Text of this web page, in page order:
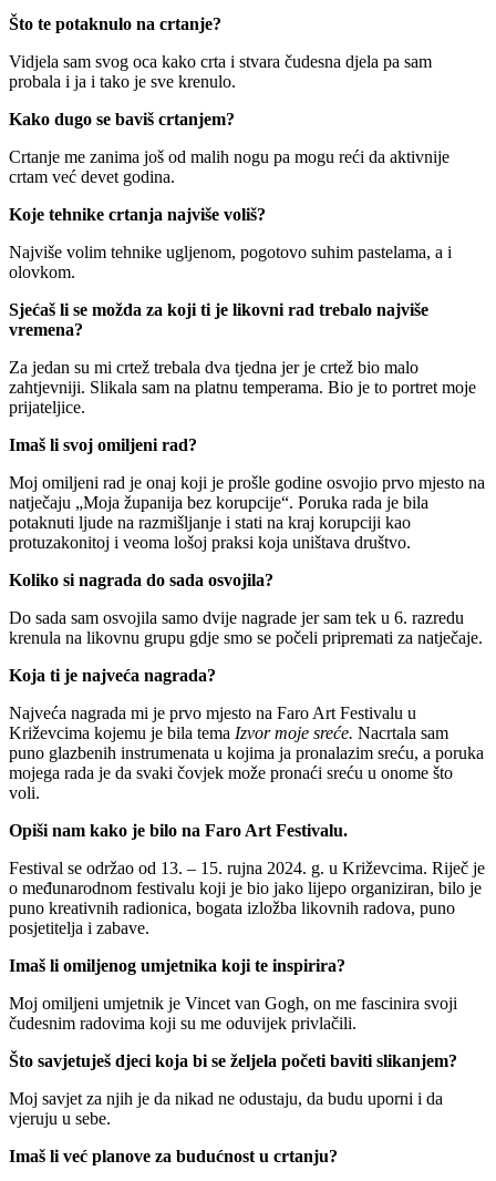
Što te potaknulo na crtanje?
Vidjela sam svog oca kako crta i stvara čudesna djela pa sam
probala i ja i tako je sve krenulo.
Kako dugo se baviš crtanjem?
Crtanje me zanima još od malih nogu pa mogu reći da aktivnije
crtam već devet godina.
Koje tehnike crtanja najviše voliš?
Najviše volim tehnike ugljenom, pogotovo suhim pastelama, a i
olovkom.
Sjećaš li se možda za koji ti je likovni rad trebalo najviše
vremena?
Za jedan su mi crtež trebala dva tjedna jer je crtež bio malo
zahtjevniji. Slikala sam na platnu temperama. Bio je to portret moje
prijateljice.
Imaš li svoj omiljeni rad?
Moj omiljeni rad je onaj koji je prošle godine osvojio prvo mjesto na
natječaju „Moja županija bez korupcije“. Poruka rada je bila
potaknuti ljude na razmišljanje i stati na kraj korupciji kao
protuzakonitoj i veoma lošoj praksi koja uništava društvo.
Koliko si nagrada do sada osvojila?
Do sada sam osvojila samo dvije nagrade jer sam tek u 6. razredu
krenula na likovnu grupu gdje smo se počeli pripremati za natječaje.
Koja ti je najveća nagrada?
Najveća nagrada mi je prvo mjesto na Faro Art Festivalu u
Križevcima kojemu je bila tema Izvor moje sreće. Nacrtala sam
puno glazbenih instrumenata u kojima ja pronalazim sreću, a poruka
mojega rada je da svaki čovjek može pronaći sreću u onome što
voli.
Opiši nam kako je bilo na Faro Art Festivalu.
Festival se održao od 13. – 15. rujna 2024. g. u Križevcima. Riječ je
o međunarodnom festivalu koji je bio jako lijepo organiziran, bilo je
puno kreativnih radionica, bogata izložba likovnih radova, puno
posjetitelja i zabave.
Imaš li omiljenog umjetnika koji te inspirira?
Moj omiljeni umjetnik je Vincet van Gogh, on me fascinira svoji
čudesnim radovima koji su me oduvijek privlačili.
Što savjetuješ djeci koja bi se željela početi baviti slikanjem?
Moj savjet za njih je da nikad ne odustaju, da budu uporni i da
vjeruju u sebe.
Imaš li već planove za budućnost u crtanju?